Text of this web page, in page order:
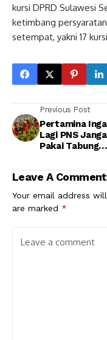
kursi DPRD Sulawesi
ketimbang
setempat, yakni 17
Previous Post
Pertamina
Lagi PNS
Pakai Tabung
Leave A Comment
Your email address
are marked *